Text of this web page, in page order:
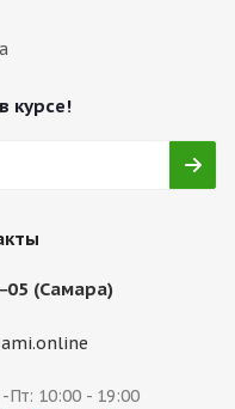
курсе!
(Самара)
Пт: 10:00 - 19:00